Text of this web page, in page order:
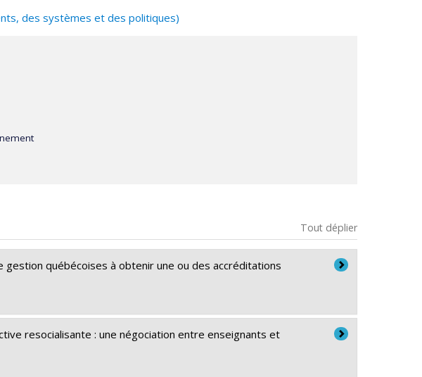
sciences de l'éducation, Université du Québec à Montréal
des systèmes et des politiques)
Tout déplier
québécoises à obtenir une ou des accréditations
resocialisante : une négociation entre enseignants et